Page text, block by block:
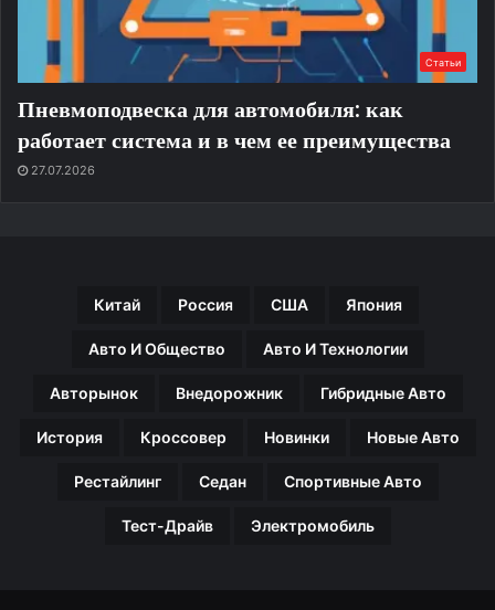
Статьи
Пневмоподвеска для автомобиля: как
работает система и в чем ее преимущества
27.07.2026
Китай Россия США Япония
Авто И Общество Авто И Технологии
Авторынок Внедорожник Гибридные Авто
История Кроссовер Новинки Новые Авто
Рестайлинг Седан Спортивные Авто
Тест-Драйв Электромобиль